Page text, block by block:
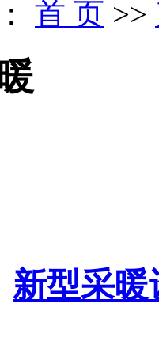
首 页 >>
新型采暖